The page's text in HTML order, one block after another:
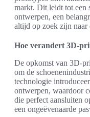
markt. Dit leidt tot een
ontwerpen, een
altijd op zoek zijn naar
Hoe verandert 3D-
De opkomst van 3D-
om de
technologie
ontwerpen, waardoor
die perfect aansluiten
een ongeëvenaarde